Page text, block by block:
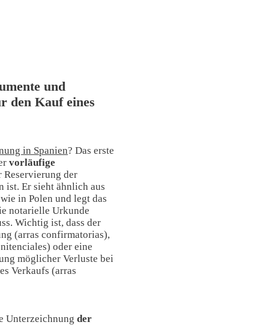
und
den Kauf eines
in Spanien? Das erste
vorläufige
Reservierung der
ist. Er sieht ähnlich aus
in Polen und legt das
notarielle Urkunde
Wichtig ist, dass der
(arras confirmatorias),
oder eine
möglicher Verluste bei
Verkaufs (arras
Unterzeichnung der